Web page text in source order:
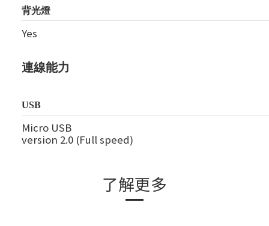
背光燈
Yes
連線能力
USB
Micro USB
version 2.0 (Full speed)
了解更多